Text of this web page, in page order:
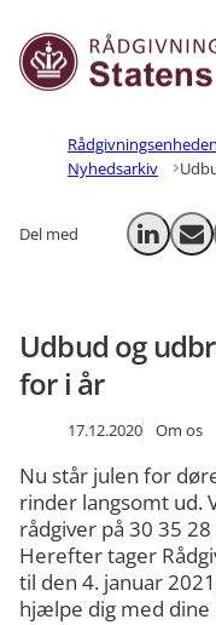
Gå til forsiden
Nyhedsarkiv
Del med Del på
Udbud og
for i år
17.12.2020 Om os
Nu står julen for
rinder langsomt ud.
rådgiver på 30 35
Herefter tager
til den 4. januar
hjælpe dig med